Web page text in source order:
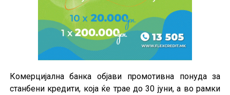
Комерцијална банка објави промотивна понуда за
станбени кредити, која ќе трае до 30 јуни, а во рамки